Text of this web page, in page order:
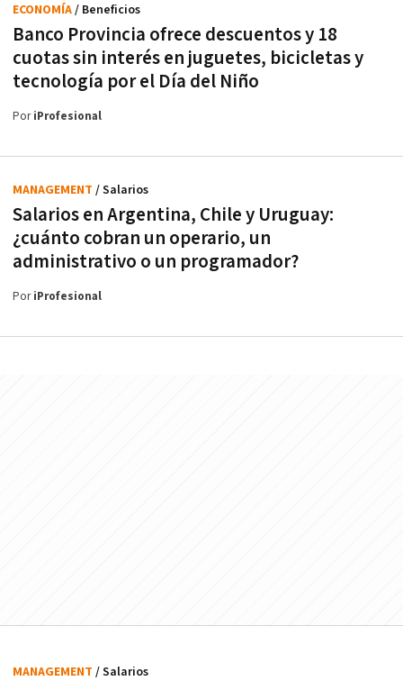
Banco Provincia ofrece descuentos y 18
cuotas sin interés en juguetes, bicicletas y
tecnología por el Día del Niño
ECONOMÍA/ Beneficios
PoriProfesional
Salarios en Argentina, Chile y Uruguay:
¿cuánto cobran un operario, un
administrativo o un programador?
MANAGEMENT / Salarios
PoriProfesional
MANAGEMENT / Salarios